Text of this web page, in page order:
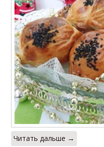
Читать дальше →